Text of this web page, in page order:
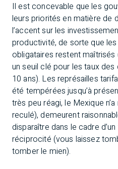
Il est concevable que les
leurs priorités en matière de
l’accent sur les
productivité, de sorte que
obligataires restent maîtrisés
un seuil clé pour les taux
10 ans). Les représailles
été tempérées jusqu’à
très peu réagi, le Mexique
reculé), demeurent
disparaître dans le cadre
réciprocité (vous laissez
tomber le mien).